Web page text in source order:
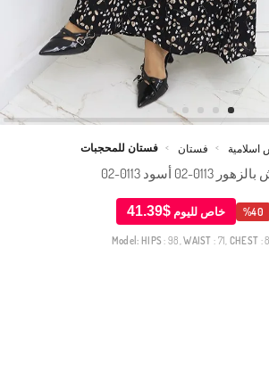
اسلامية > فستان > فستان للمحجبات
أسود 0113-02
%40 خاص لليوم $41.39
Model: HIPS: 98,WAIST : 71, CHEST :